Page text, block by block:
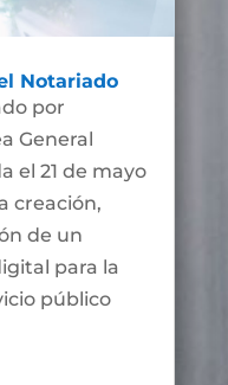
Notariado
por
General
el 21 de mayo
creación,
de un
para la
público